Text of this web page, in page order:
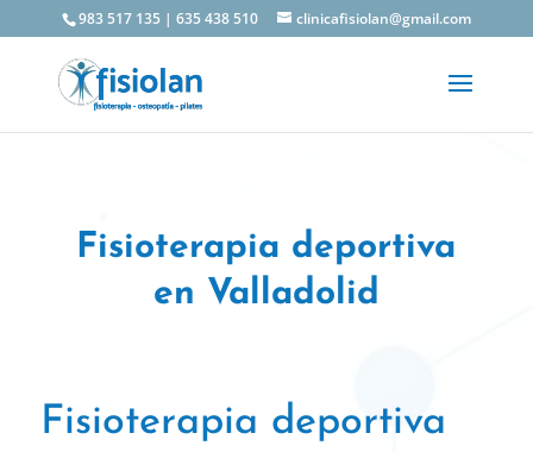
983 517 135| 635 438 510 clinicafisiolan@gmail.com
Fisioterapia deportiva
en Valladolid
Fisioterapia deportiva